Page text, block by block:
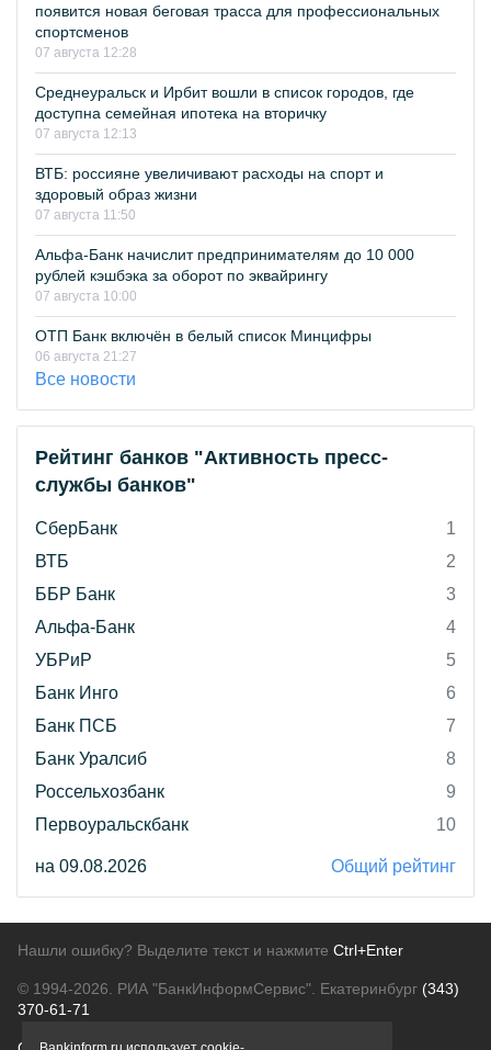
появится новая беговая трасса для профессиональных
спортсменов
07 августа 12:28
Среднеуральск и Ирбит вошли в список городов, где
доступна семейная ипотека на вторичку
07 августа 12:13
ВТБ: россияне увеличивают расходы на спорт и
здоровый образ жизни
07 августа 11:50
Альфа-Банк начислит предпринимателям до 10 000
рублей кэшбэка за оборот по эквайрингу
07 августа 10:00
ОТП Банк включён в белый список Минцифры
06 августа 21:27
Все новости
Рейтинг банков "Активность пресс-
службы банков"
СберБанк
1
ВТБ
2
ББР Банк
3
Альфа-Банк
4
УБРиР
5
Банк Инго
6
Банк ПСБ
7
Банк Уралсиб
8
Россельхозбанк
9
Первоуральскбанк
10
на 09.08.2026 Общий рейтинг
Нашли ошибку? Выделите текст и нажмите Ctrl+Enter
© 1994-2026. РИА "БанкИнформСервис". Екатеринбург (343)
370-61-71